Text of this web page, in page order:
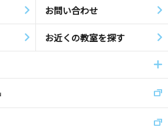
お問い合わせ
お近くの教室を探す